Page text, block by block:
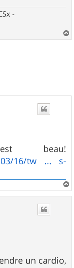
-
a
beau!
03/16/tw ... s-
a
un cardio,